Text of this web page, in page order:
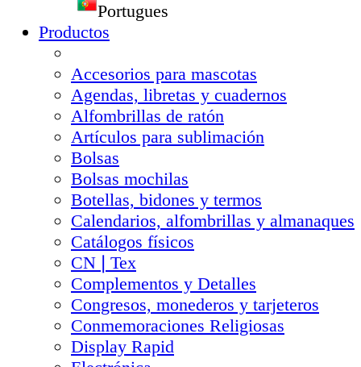
Portugues
Productos
Accesorios para mascotas
Agendas, libretas y cuadernos
Alfombrillas de ratón
Artículos para sublimación
Bolsas
Bolsas mochilas
Botellas, bidones y termos
Calendarios, alfombrillas y almanaques
Catálogos físicos
CN❘Tex
Complementos y Detalles
Congresos, monederos y tarjeteros
Conmemoraciones Religiosas
Display Rapid